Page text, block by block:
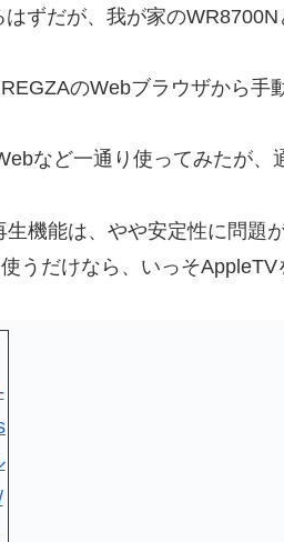
ずだが、我が家のWR8700N
のWebブラウザから手
など一通り使ってみたが、
機能は、やや安定性に問題
うだけなら、いっそAppleTV